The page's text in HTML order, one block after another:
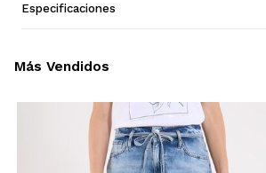
Especificaciones
Más Vendidos